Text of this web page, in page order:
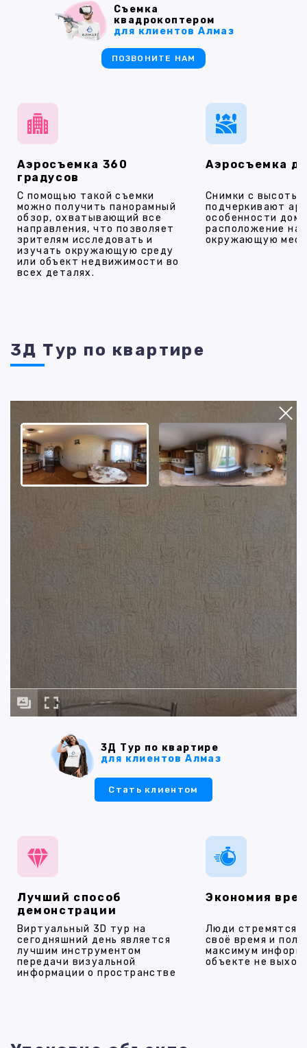
Аэросъемка 360
градусов
С помощью такой съемки
можно получить панорамный
обзор, охватывающий все
направления, что позволяет
зрителям исследовать и
изучать окружающую среду
или объект недвижимости во
всех деталях.
Аэросъемка
Снимки с высоты
подчеркивают
особенности
расположение на
окружающую
Съемка
квадрокоптером
для клиентов Алмаз
ПОЗВОНИТЕ НАМ
3Д Тур по квартире
3Д Тур по квартире
для клиентов Алмаз
Стать клиентом
Лучший способ
демонстрации
Виртуальный 3D тур на
сегодняшний день является
лучшим инструментом
передачи визуальной
информации о пространстве
Экономия
Люди стремятся
своё время и
максимум
объекте не